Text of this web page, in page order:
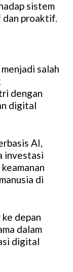
sistem
dan proaktif.
salah
dengan
digital
AI,
investasi
di
depan
dalam
digital